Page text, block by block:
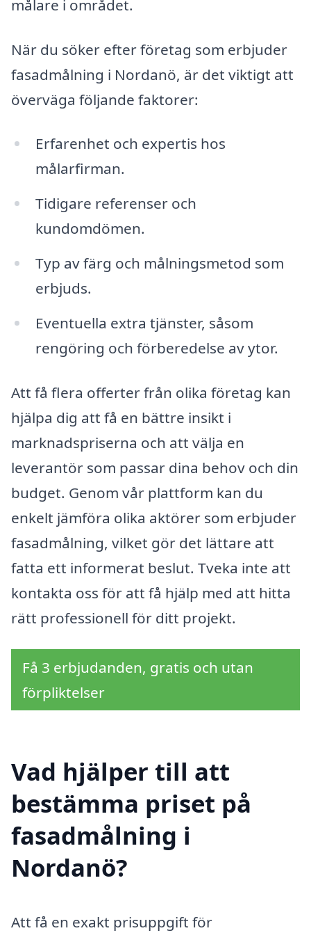
målare i området.
När du söker efter företag som erbjuder
fasadmålning i Nordanö, är det viktigt att
överväga följande faktorer:
Erfarenhet och expertis hos
målarfirman.
Tidigare referenser och
kundomdömen.
Typ av färg och målningsmetod som
erbjuds.
Eventuella extra tjänster, såsom
rengöring och förberedelse av ytor.
Att få flera offerter från olika företag kan
hjälpa dig att få en bättre insikt i
marknadspriserna och att välja en
leverantör som passar dina behov och din
budget. Genom vår plattform kan du
enkelt jämföra olika aktörer som erbjuder
fasadmålning, vilket gör det lättare att
fatta ett informerat beslut. Tveka inte att
kontakta oss för att få hjälp med att hitta
rätt professionell för ditt projekt.
Få 3 erbjudanden, gratis och utan
förpliktelser
Vad hjälper till att
bestämma priset på
fasadmålning i
Nordanö?
Att få en exakt prisuppgift för